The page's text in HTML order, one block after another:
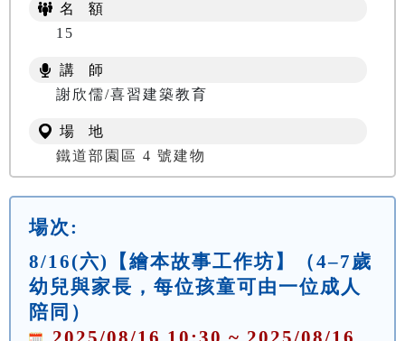
名 額
15
講 師
謝欣儒/喜習建築教育
場 地
鐵道部園區 4 號建物
場次:
8/16(六)【繪本故事工作坊】（4–7歲
幼兒與家長，每位孩童可由一位成人
陪同）